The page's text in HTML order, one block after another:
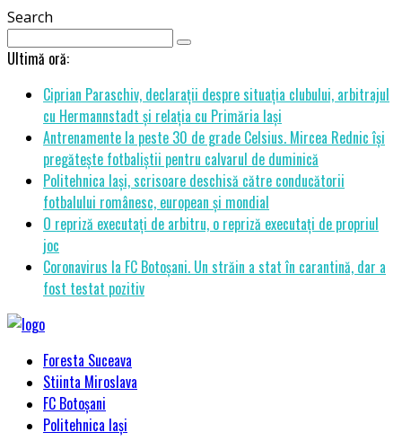
Search
Ultimă oră:
Ciprian Paraschiv, declarații despre situația clubului, arbitrajul
cu Hermannstadt și relația cu Primăria Iași
Antrenamente la peste 30 de grade Celsius. Mircea Rednic își
pregătește fotbaliștii pentru calvarul de duminică
Politehnica Iași, scrisoare deschisă către conducătorii
fotbalului românesc, european și mondial
O repriză executați de arbitru, o repriză executați de propriul
joc
Coronavirus la FC Botoșani. Un străin a stat în carantină, dar a
fost testat pozitiv
Foresta Suceava
Stiinta Miroslava
FC Botoșani
Politehnica Iași